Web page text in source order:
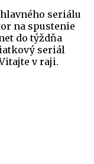
seriálu
na spustenie
do týždňa
seriál
v raji.